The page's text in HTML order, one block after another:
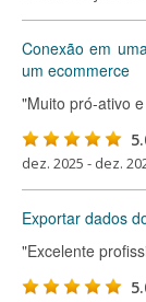
Conexão em
um ecommerce
"Muito pró-ativo
dez. 2025 - dez.
Exportar dados
"Excelente